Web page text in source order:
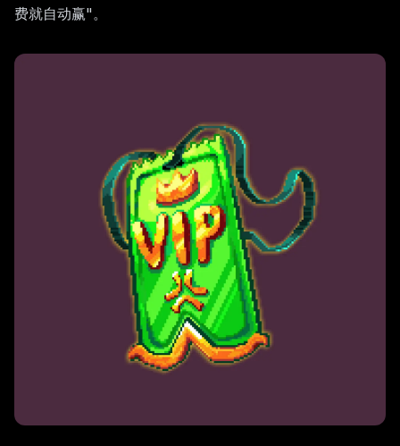
费就自动赢"。